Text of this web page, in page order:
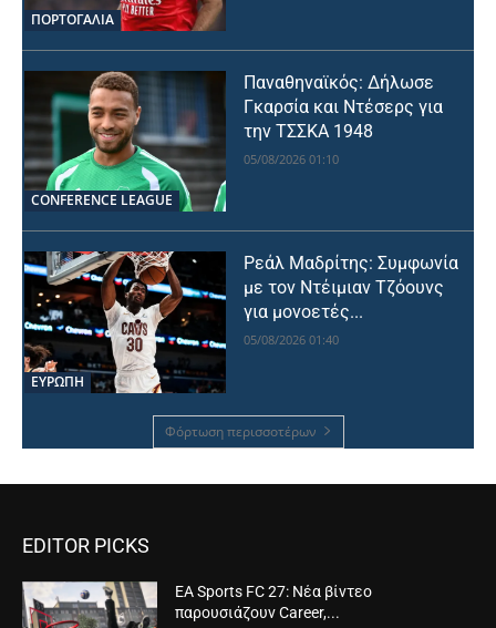
ΠΟΡΤΟΓΑΛΙΑ
CONFERENCE LEAGUE
Παναθηναϊκός: Δήλωσε
Γκαρσία και Ντέσερς για
την ΤΣΣΚΑ 1948
05/08/2026 01:10
ΕΥΡΩΠΗ
Ρεάλ Μαδρίτης: Συμφωνία
με τον Ντέιμιαν Τζόουνς
για μονοετές...
05/08/2026 01:40
Φόρτωση περισσοτέρων
EDITOR PICKS
EA Sports FC 27: Νέα βίντεο
παρουσιάζουν Career,...